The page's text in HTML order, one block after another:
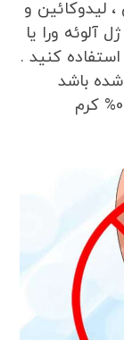
لیدوکائین و
آلوئه ورا یا
کنید .
باشد
می‌توانید از کرم استروئید موضعی ( 0.1% کرم